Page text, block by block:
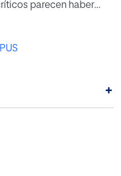
parecen haber
de Cotard que
en el presente
y empáticamente la
+